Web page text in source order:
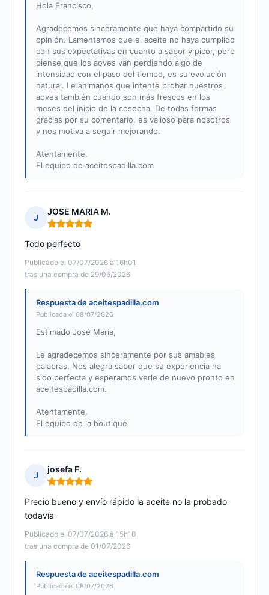
Hola Francisco,
Agradecemos sinceramente que haya compartido su
opinión. Lamentamos que el aceite no haya cumplido
con sus expectativas en cuanto a sabor y picor, pero
piense que los aoves van perdiendo algo de
intensidad con el paso del tiempo, es su evolución
natural. Le animanos que intente probar nuestros
aoves también cuando son más frescos en los
meses del inicio de la cosecha. De todas formas
gracias por su comentario, es valioso para nosotros
y nos motiva a seguir mejorando.
Atentamente,
El equipo de aceitespadilla.com
J
JOSE MARIA M.
Nota: 5 de 5
Publicado el 07/07/2026 à 16h01
tras una compra de 29/06/2026
Todo perfecto
Respuesta de aceitespadilla.com
Publicada el 08/07/2026
Estimado José María,
Le agradecemos sinceramente por sus amables
palabras. Nos alegra saber que su experiencia ha
sido perfecta y esperamos verle de nuevo pronto en
aceitespadilla.com.
Atentamente,
El equipo de la boutique
J
josefa F.
Nota: 5 de 5
Publicado el 07/07/2026 à 15h10
tras una compra de 01/07/2026
Precio bueno y envío rápido la aceite no la probado
todavía
Respuesta de aceitespadilla.com
Publicada el 08/07/2026